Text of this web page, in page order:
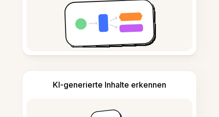
KI-generierte Inhalte erkennen